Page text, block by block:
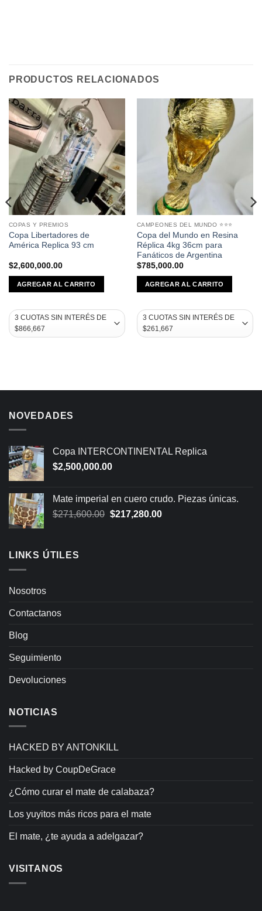
PRODUCTOS RELACIONADOS
COPAS Y PREMIOS
Copa Libertadores de
América Replica 93 cm
$2,600,000.00
AGREGAR AL CARRITO
CAMPEONES DEL MUNDO ⭐⭐⭐
Copa del Mundo en Resina
Réplica 4kg 36cm para
Fanáticos de Argentina
$785,000.00
AGREGAR AL CARRITO
NOVEDADES
Copa INTERCONTINENTAL Replica
$2,500,000.00
Mate imperial en cuero crudo. Piezas únicas.
$271,600.00 Original
$217,280.00Current
LINKS ÚTILES
Nosotros
Contactanos
Blog
Seguimiento
Devoluciones
NOTICIAS
HACKED BY ANTONKILL
Hacked by CoupDeGrace
¿Cómo curar el mate de calabaza?
Los yuyitos más ricos para el mate
El mate, ¿te ayuda a adelgazar?
VISITANOS